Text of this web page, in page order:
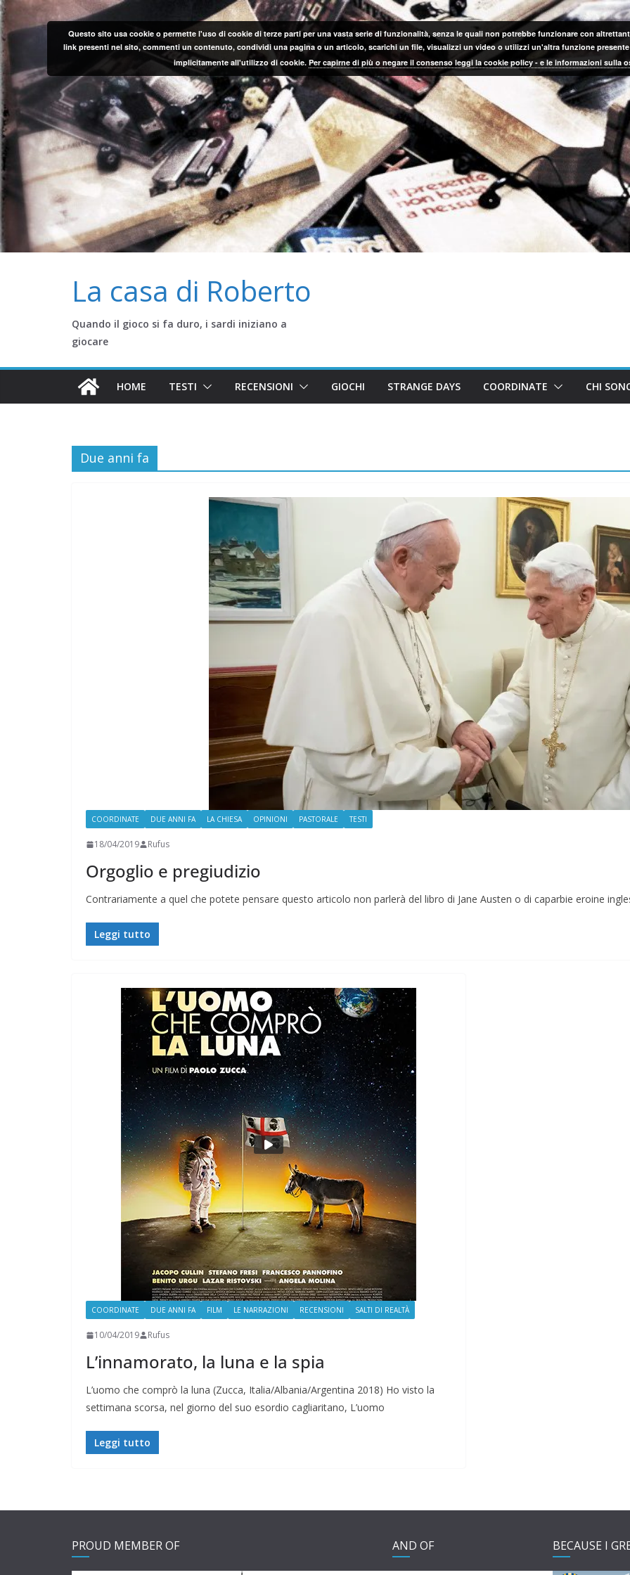
Salta
al
contenuto
La casa di Roberto
Quando il gioco si fa duro, i sardi iniziano a
giocare
HOME TESTI RECENSIONI GIOCHI STRANGE DAYS COORDINATE CHI
Due anni fa
COORDINATE DUE ANNI FA LA CHIESA OPINIONI PASTORALE TESTI
18/04/2019 Rufus
Orgoglio e pregiudizio
Contrariamente a quel che potete pensare questo articolo non parlerà del libro di Jane Austen o di caparbie eroine
Leggi tutto
COORDINATE DUE ANNI FA FILM LE NARRAZIONI RECENSIONI SALTI DI REALTÀ
10/04/2019 Rufus
L’innamorato, la luna e la spia
L’uomo che comprò la luna (Zucca, Italia/Albania/Argentina 2018) Ho visto la
settimana scorsa, nel giorno del suo esordio cagliaritano, L’uomo
Leggi tutto
PROUD MEMBER OF AND OF BECAUSE I
Questo sito usa cookie o permette l'uso di cookie di terze parti per una vasta serie di funzionalità, senza le quali non potrebbe funzionare con
link presenti nel sito, commenti un contenuto, condividi una pagina o un articolo, scarichi un file, visualizzi un video o utilizzi un'altra funzione
implicitamente all'utilizzo di cookie. Per capirne di più o negare il consenso leggi la cookie policy - e le informazioni sulla